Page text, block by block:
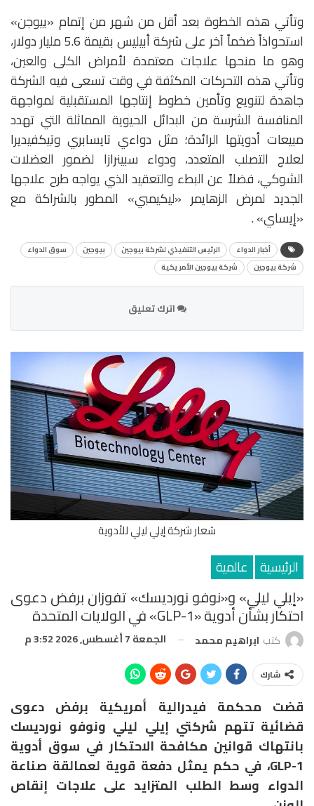
وتأتي هذه الخطوة بعد أقل من شهر من إتمام «بيوجن»
استحواذاً ضخماً آخر على شركة أبيليس بقيمة 5.6 مليار دولار،
وهو ما منحها علاجات معتمدة لأمراض الكلى والعين،
وتأتي هذه التحركات المكثفة في وقت تسعى فيه الشركة
جاهدة لتنويع وتأمين خطوط إنتاجها المستقبلية لمواجهة
المنافسة الشرسة من البدائل الحيوية المماثلة التي تهدد
مبيعات أدويتها الرائدة؛ مثل دواءي تايسابري وتيكفيديرا
لعلاج التصلب المتعدد، ودواء سبينرازا لضمور العضلات
الشوكي، فضلاً عن البطء والتعقيد الذي يواجه طرح علاجها
الجديد لمرض الزهايمر «ليكيمبي» المطور بالشراكة مع
«إيساي» .
أخبار الدواء الرئيس التنفيذي لشركة بيوجين بيوجين
سوق الدواء
شركة بيوجين
شركة بيوجين الأمريكية
اترك تعليق
شعار شركة إيلي ليلي للأدوية
الرئيسية عالمية
«إيلي ليلي» و«نوفو نورديسك» تفوزان برفض دعوى
احتكار بشأن أدوية «GLP-1» في الولايات المتحدة
كتب ابراهيم محمد الجمعة 7 أغسطس, 2026 3:52 م
شارك
قضت محكمة فيدرالية أمريكية برفض دعوى
قضائية تتهم شركتي إيلي ليلي ونوفو نورديسك
بانتهاك قوانين مكافحة الاحتكار في سوق أدوية
GLP-1، في حكم يمثل دفعة قوية لعمالقة صناعة
الدواء وسط الطلب المتزايد على علاجات إنقاص